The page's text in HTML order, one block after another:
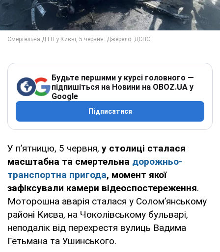
Будьте першими у курсі головного —
підпишіться на Новини на OBOZ.UA у
Google
Підписатися
У п’ятницю, 5 червня, у столиці сталася
масштабна та смертельна дорожньо-
транспортна пригода, момент якої
зафіксували камери відеоспостереження.
Моторошна аварія сталася у Солом’янському
районі Києва, на Чоколівському бульварі,
неподалік від перехрестя вулиць Вадима
Гетьмана та Ушинського.